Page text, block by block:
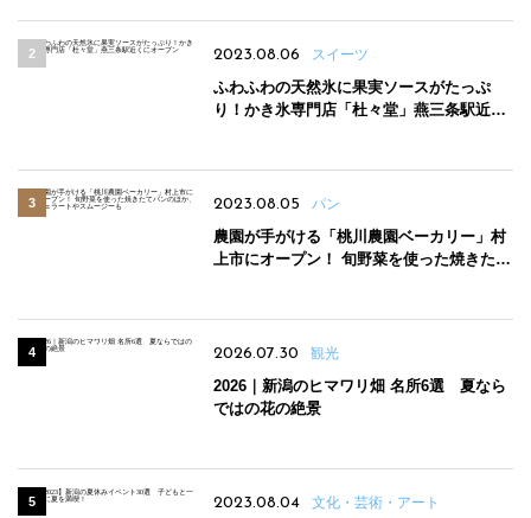
2023.08.06 スイーツ
ふわふわの天然氷に果実ソースがたっぷ
り！かき氷専門店「杜々堂」燕三条駅近く
2023.08.05 パン
農園が手がける「桃川農園ベーカリー」村
上市にオープン！ 旬野菜を使った焼きたて
2026.07.30 観光
2026｜新潟のヒマワリ畑 名所6選 夏なら
ではの花の絶景
2023.08.04 文化・芸術・アート